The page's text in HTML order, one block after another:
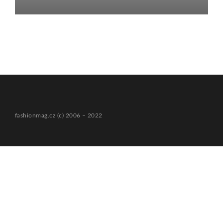
fashionmag.cz (c) 2006 – 2022